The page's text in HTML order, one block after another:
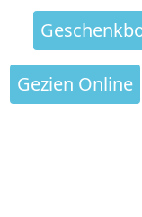
Gezien Online